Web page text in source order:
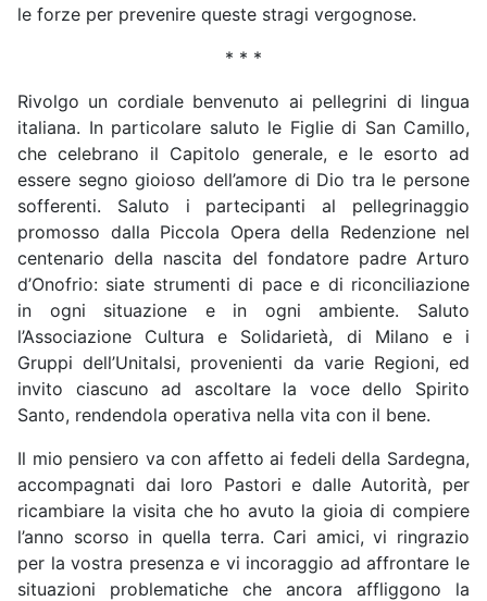
le forze per prevenire queste stragi vergognose.
* * *
Rivolgo un cordiale benvenuto ai pellegrini di lingua
italiana. In particolare saluto le Figlie di San Camillo,
che celebrano il Capitolo generale, e le esorto ad
essere segno gioioso dell’amore di Dio tra le persone
sofferenti. Saluto i partecipanti al pellegrinaggio
promosso dalla Piccola Opera della Redenzione nel
centenario della nascita del fondatore padre Arturo
d’Onofrio: siate strumenti di pace e di riconciliazione
in ogni situazione e in ogni ambiente. Saluto
l’Associazione Cultura e Solidarietà, di Milano e i
Gruppi dell’Unitalsi, provenienti da varie Regioni, ed
invito ciascuno ad ascoltare la voce dello Spirito
Santo, rendendola operativa nella vita con il bene.
Il mio pensiero va con affetto ai fedeli della Sardegna,
accompagnati dai loro Pastori e dalle Autorità, per
ricambiare la visita che ho avuto la gioia di compiere
l’anno scorso in quella terra. Cari amici, vi ringrazio
per la vostra presenza e vi incoraggio ad affrontare le
situazioni problematiche che ancora affliggono la